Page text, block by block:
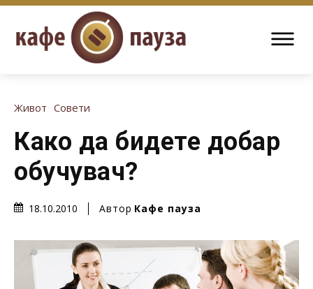
Живот Совети
Како да бидете добар
обучувач?
18.10.2010 Автор Кафе пауза